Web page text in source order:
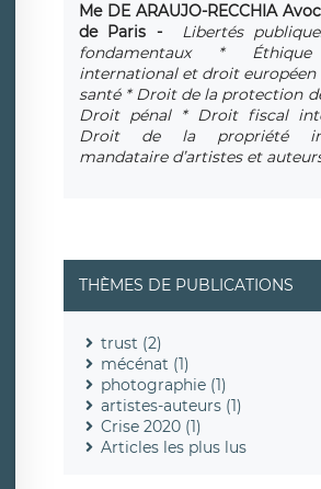
Me DE ARAUJO-RECCHIA
de Paris - Libertés
fondamentaux *
international et droit européen
santé * Droit de la protection
Droit pénal * Droit fiscal
Droit de la propriété
mandataire d’artistes et
THÈMES DE PUBLICATIONS
trust (2)
mécénat (1)
photographie (1)
artistes-auteurs (1)
Crise 2020 (1)
Articles les plus lus